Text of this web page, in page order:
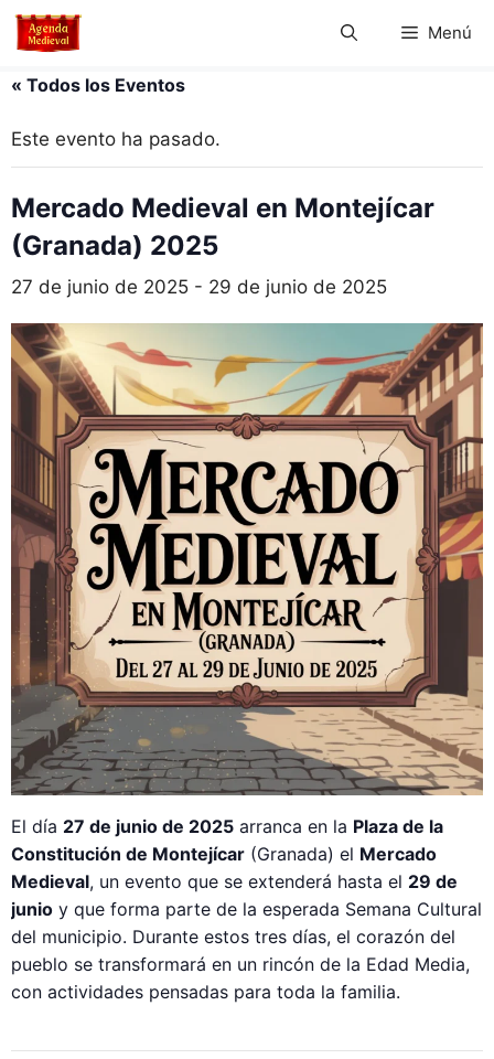
Saltar
Menú
« Todos los Eventos
Este evento ha pasado.
Mercado Medieval en Montejícar
(Granada) 2025
27 de junio de 2025 - 29 de junio de 2025
El día 27 de junio de 2025 arranca en la Plaza de la
Constitución de Montejícar (Granada) el Mercado
Medieval, un evento que se extenderá hasta el 29 de
junio y que forma parte de la esperada Semana Cultural
del municipio. Durante estos tres días, el corazón del
pueblo se transformará en un rincón de la Edad Media,
con actividades pensadas para toda la familia.